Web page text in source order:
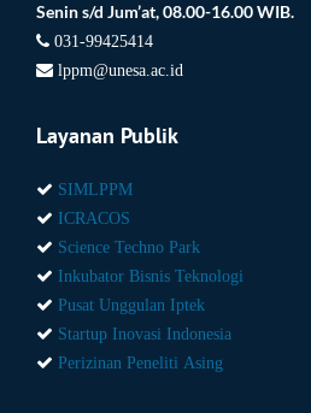
Senin s/d Jum’at, 08.00-16.00 WIB.
031-99425414
lppm@unesa.ac.id
Layanan Publik
SIMLPPM
ICRACOS
Science Techno Park
Inkubator Bisnis Teknologi
Pusat Unggulan Iptek
Startup Inovasi Indonesia
Perizinan Peneliti Asing